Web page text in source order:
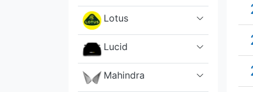
Lotus
Lucid
Mahindra